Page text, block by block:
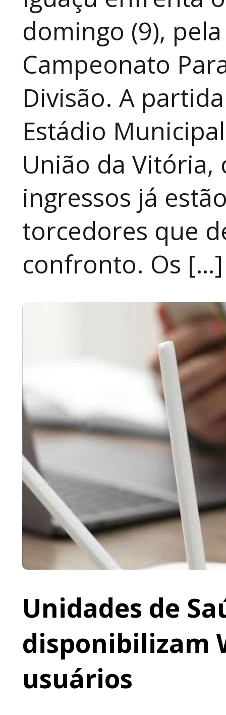
domingo (9),
Campeonato
Divisão. A
Estádio
União da Vitória,
ingressos já
torcedores que
confronto. Os […]
Unidades de
disponibilizam
usuários